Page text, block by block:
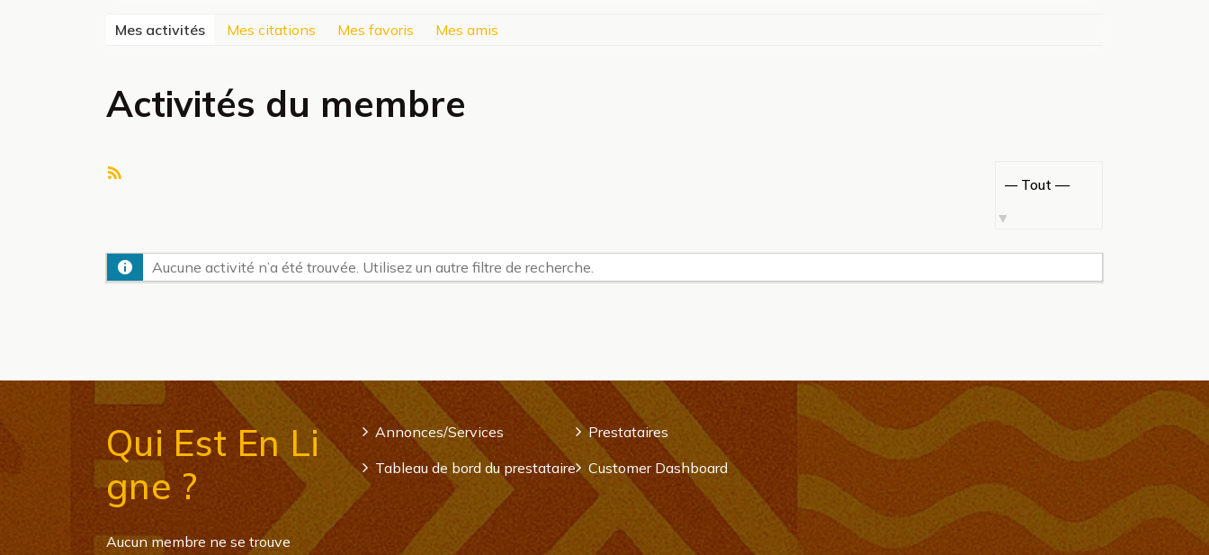
Mes activités Mes citations Mes favoris Mes amis
Activités du membre
par
Aucune activité n’a été trouvée. Utilisez un autre filtre de recherche.
Qui Est En Li
Gne ?
Aucun membre ne se trouve
Annonces/Services
Prestataires
Tableau de bord du prestataire
Customer Dashboard